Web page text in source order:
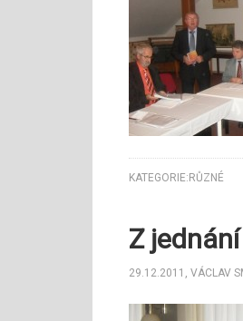
KATEGORIE: RŮZNÉ
Z
29.12.2011 , VÁCLAV